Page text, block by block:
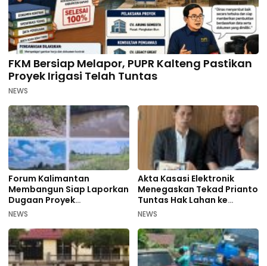
FKM Bersiap Melapor, PUPR Kalteng Pastikan
Proyek Irigasi Telah Tuntas
NEWS
Forum Kalimantan
Membangun Siap Laporkan
Dugaan Proyek
Bermasalah PUPR Kalteng
NEWS
Akta Kasasi Elektronik
Menegaskan Tekad Prianto
Tuntas Hak Lahan ke
Mahkamah Agung
NEWS